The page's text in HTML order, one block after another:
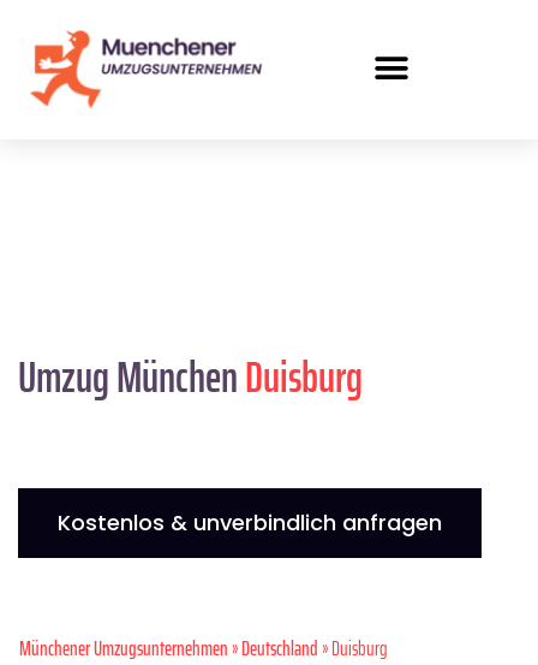
Umzug MünchenDuisburg
Kostenlos & unverbindlich anfragen
Münchener Umzugsunternehmen»Deutschland» Duisburg